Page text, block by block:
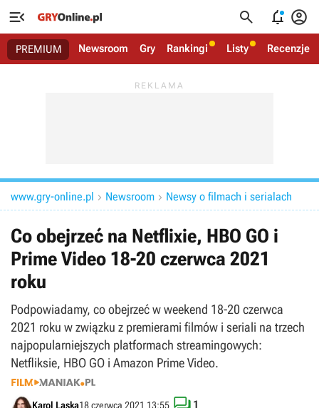
   
PREMIUM Newsroom Gry Rankingi Listy Recenzje
www.gry-online.pl  Newsroom  Newsy o filmach i serialach
Co obejrzeć na Netflixie, HBO GO i
Prime Video 18-20 czerwca 2021
roku
Podpowiadamy, co obejrzeć w weekend 18-20 czerwca
2021 roku w związku z premierami filmów i seriali na trzech
najpopularniejszych platformach streamingowych:
Netfliksie, HBO GO i Amazon Prime Video.
Karol Laska18 czerwca 2021 13:55 1